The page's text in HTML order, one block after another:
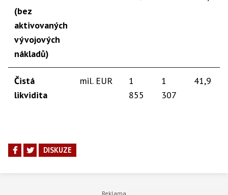
(bez
aktivovaných
vývojových
nákladů)​
Čistá
likvidita​
​mil. EUR
​1
855
​1
307
​41,9
DISKUZE